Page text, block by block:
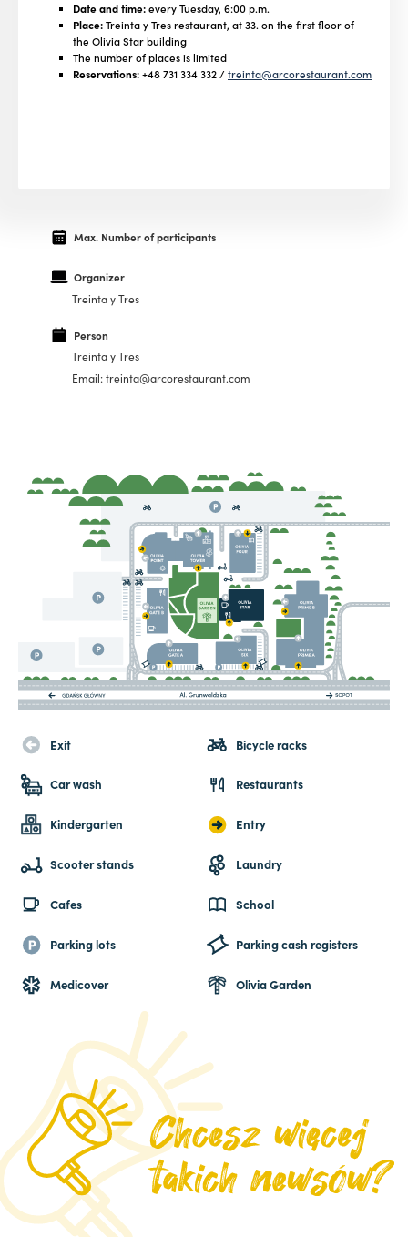
Date and time:every Tuesday, 6:00 p.m.
Place:Treinta y Tres restaurant, at 33. on the first floor of
the Olivia Star building
The number of places is limited
Reservations:+48 731 334 332 /treinta@arcorestaurant.com
Max. Number of participants
Organizer
Treinta y Tres
Person
Treinta y Tres
Email: treinta@arcorestaurant.com
Exit Bicycle racks
Car wash Restaurants
Kindergarten Entry
Scooter stands Laundry
Cafes School
Parking lots Parking cash registers
Medicover Olivia Garden